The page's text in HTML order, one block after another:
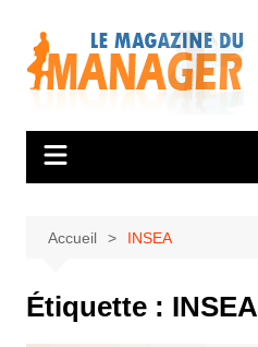
contenu
Accueil INSEA
Étiquette : INSEA